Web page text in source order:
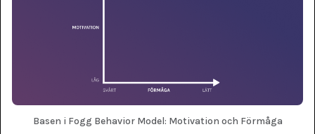
Basen i Fogg Behavior Model: Motivation och Förmåga